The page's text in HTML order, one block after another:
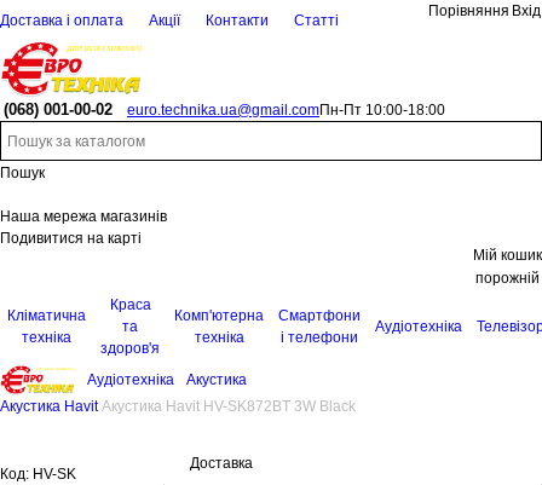
Доставка і оплата Акції Контакти Статті
Порівняння Вхід
(068) 001-00-02 euro.technika.ua@gmail.comПн-Пт 10:00-18:00
Пошук
Наша мережа магазинів
Подивитися на карті
Мій кошик
порожній
Кліматична
техніка
Краса
та
здоров'я
Комп'ютерна
техніка
Смартфони
і телефони
Аудіотехніка
Аудіотехніка
Акустика
Акустика Havit Акустика Havit HV-SK872BT 3W Black
Доставка
Код: HV-SK